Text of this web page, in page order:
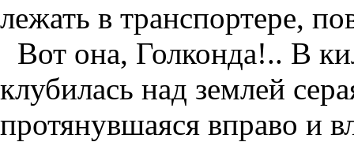
лежать в транспортере,
Вот она, Голконда!.. В
клубилась над землей
протянувшаяся вправо и